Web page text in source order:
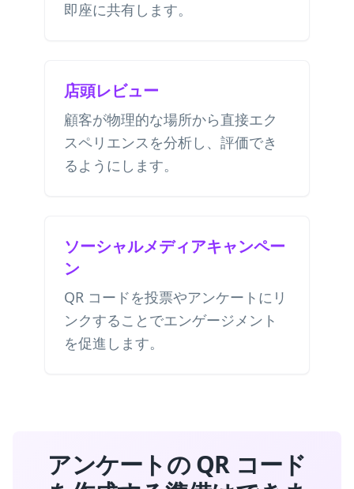
即座に共有します。
店頭レビュー
顧客が物理的な場所から直接エク
スペリエンスを分析し、評価でき
るようにします。
ソーシャルメディアキャンペー
ン
QR コードを投票やアンケートにリ
ンクすることでエンゲージメント
を促進します。
アンケートの QR コード